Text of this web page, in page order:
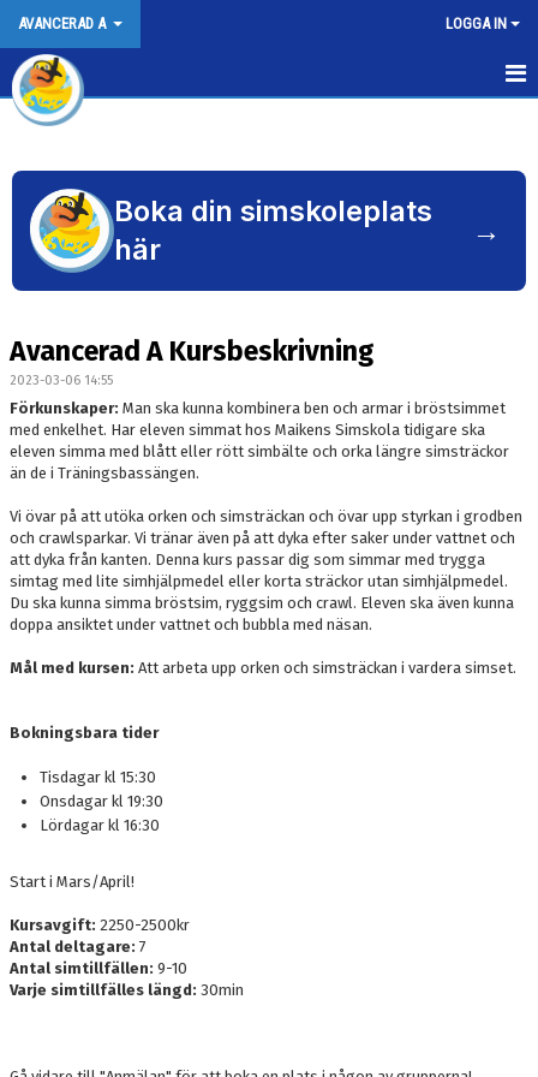
AVANCERAD A LOGGA IN
AVANCERAD A KURSBESKRIVNING
INFORMATION INFÖR KURSSTART
UNDERVISNINGSBASSÄNGEN
BOKNINGSVILKOR
KONTAKT
Boka din simskoleplats
här
→
Avancerad A Kursbeskrivning
2023-03-06 14:55
Förkunskaper: Man ska kunna kombinera ben och armar i bröstsimmet
med enkelhet. Har eleven simmat hos Maikens Simskola tidigare ska
eleven simma med blått eller rött simbälte och orka längre simsträckor
än de i Träningsbassängen.
Vi övar på att utöka orken och simsträckan och övar upp styrkan i grodben
och crawlsparkar. Vi tränar även på att dyka efter saker under vattnet och
att dyka från kanten. Denna kurs passar dig som simmar med trygga
simtag med lite simhjälpmedel eller korta sträckor utan simhjälpmedel.
Du ska kunna simma bröstsim, ryggsim och crawl. Eleven ska även kunna
doppa ansiktet under vattnet och bubbla med näsan.
Mål med kursen: Att arbeta upp orken och simsträckan i vardera simset.
Bokningsbara tider
Tisdagar kl 15:30
Onsdagar kl 19:30
Lördagar kl 16:30
Start i Mars/April!
Kursavgift: 2250-2500kr
Antal deltagare: 7
Antal simtillfällen: 9-10
Varje simtillfälles längd: 30min